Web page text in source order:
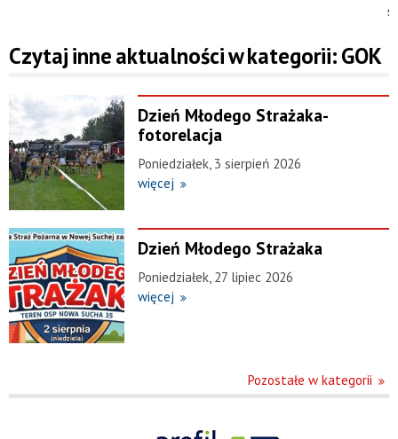
Czytaj inne aktualności w kategorii: GOK
Dzień Młodego Strażaka-
fotorelacja
Poniedziałek, 3 sierpień 2026
więcej
Dzień Młodego Strażaka
Poniedziałek, 27 lipiec 2026
więcej
Pozostałe w kategorii
Menu